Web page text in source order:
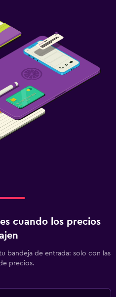
cuando los precios
bandeja de entrada: solo con las
precios.